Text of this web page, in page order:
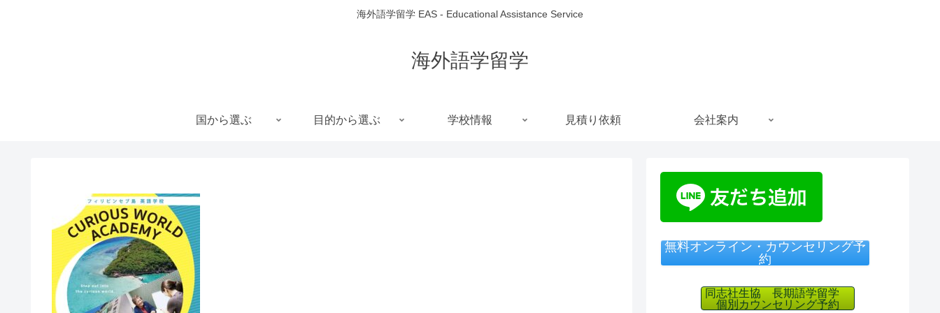
海外語学留学 EAS - Educational Assistance Service
海外語学留学
国から選ぶ 目的から選ぶ 学校情報 見積り依頼 会社案内
無料オンライン・カウンセリング予
約
同志社生協 長期語学留学
個別カウンセリング予約